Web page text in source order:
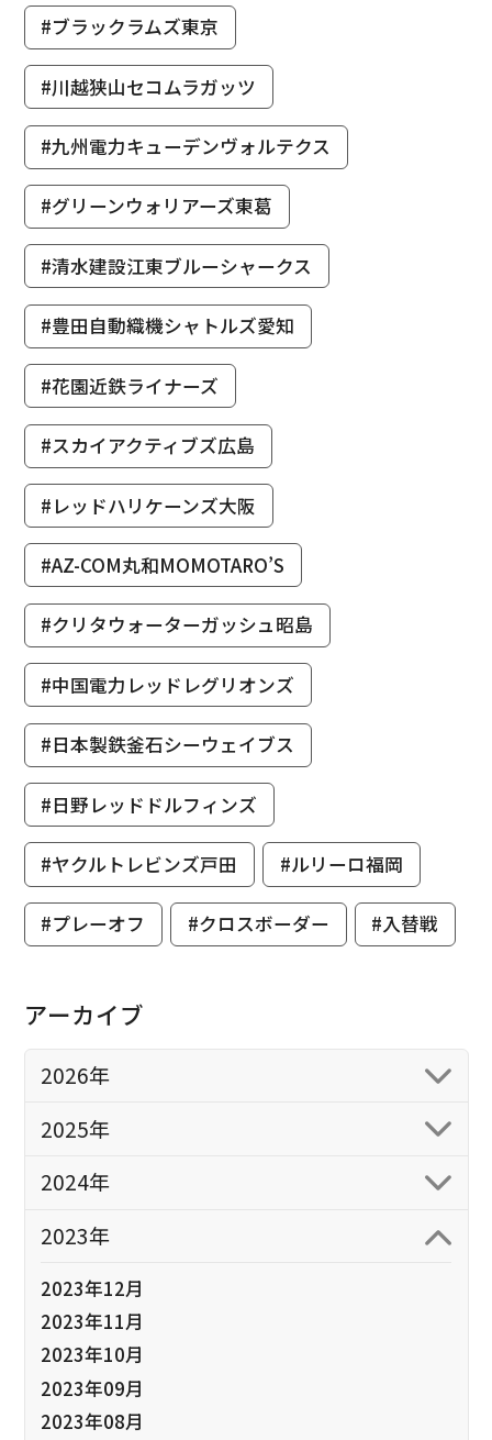
#ブラックラムズ東京
#川越狭山セコムラガッツ
#九州電力キューデンヴォルテクス
#グリーンウォリアーズ東葛
#清水建設江東ブルーシャークス
#豊田自動織機シャトルズ愛知
#花園近鉄ライナーズ
#スカイアクティブズ広島
#レッドハリケーンズ大阪
#AZ-COM丸和MOMOTARO’S
#クリタウォーターガッシュ昭島
#中国電力レッドレグリオンズ
#日本製鉄釜石シーウェイブス
#日野レッドドルフィンズ
#ヤクルトレビンズ戸田 #ルリーロ福岡
#プレーオフ #クロスボーダー #入替戦
アーカイブ
2026年
2025年
2024年
2023年
2023年12月
2023年11月
2023年10月
2023年09月
2023年08月